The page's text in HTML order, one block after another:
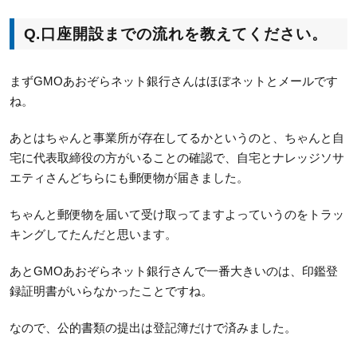
Q.口座開設までの流れを教えてください。
まずGMOあおぞらネット銀行さんはほぼネットとメールです
ね。
あとはちゃんと事業所が存在してるかというのと、ちゃんと自
宅に代表取締役の方がいることの確認で、自宅とナレッジソサ
エティさんどちらにも郵便物が届きました。
ちゃんと郵便物を届いて受け取ってますよっていうのをトラッ
キングしてたんだと思います。
あとGMOあおぞらネット銀行さんで一番大きいのは、印鑑登
録証明書がいらなかったことですね。
なので、公的書類の提出は登記簿だけで済みました。